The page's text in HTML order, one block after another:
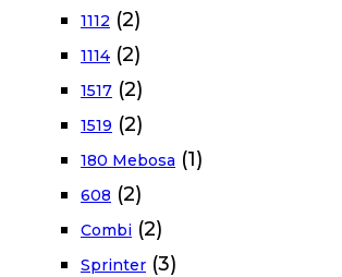
1112 (2)
1114 (2)
1517 (2)
1519 (2)
180 Mebosa (1)
608 (2)
Combi (2)
Sprinter (3)